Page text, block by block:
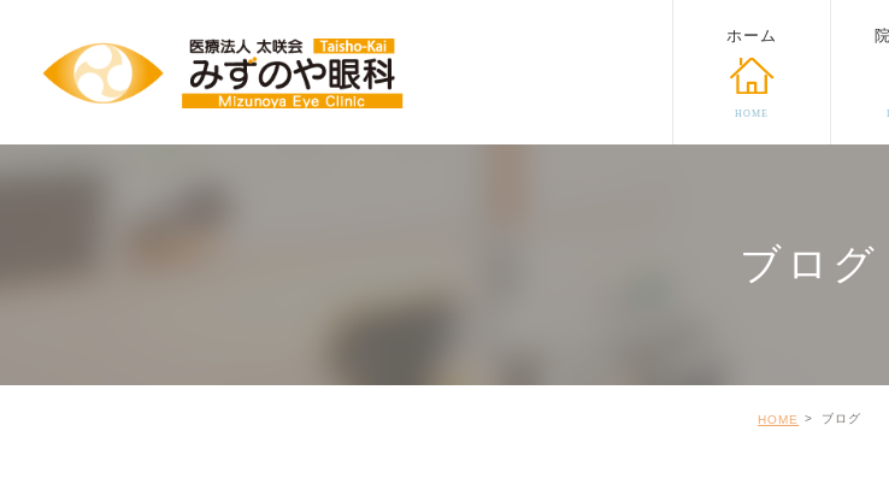
ホーム
HOME
ブログ
HOME ブログ